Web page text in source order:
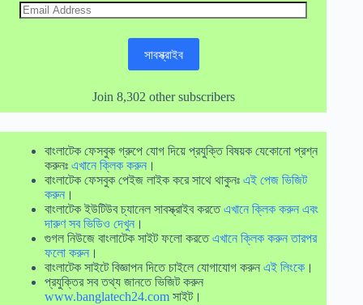
Email
Address
সাবস্ক্রাইব
Join 8,302 other subscribers
বাংলাটেক ফেসবুক গ্রুপে যোগ দিয়ে প্রযুক্তি বিষয়ক যেকোনো প্রশ্ন
করুনঃ এখানে ক্লিক করুন ।
বাংলাটেক ফেসবুক পেইজ লাইক করে সাথে থাকুনঃ এই পেজ ভিজিট
করুন ।
বাংলাটেক ইউটিউব চ্যানেল সাবস্ক্রাইব করতেএখানে ক্লিক করুন এবং
দারুণ সব ভিডিও দেখুন ।
গুগল নিউজে বাংলাটেক সাইট ফলো করতেএখানে ক্লিক করুন তারপর
ফলো করুন ।
বাংলাটেক সাইটে বিজ্ঞাপন দিতে চাইলে যোগাযোগ করুন এই লিংকে ।
প্রযুক্তির সব তথ্য জানতে ভিজিট করুন
www.banglatech24.com সাইট।